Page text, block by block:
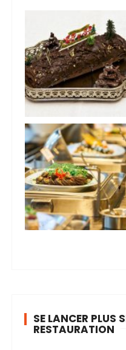
SE LANCER PLUS
RESTAURATION